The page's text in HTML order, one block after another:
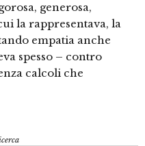
generosa,
la rappresentava, la
empatia anche
spesso – contro
calcoli che